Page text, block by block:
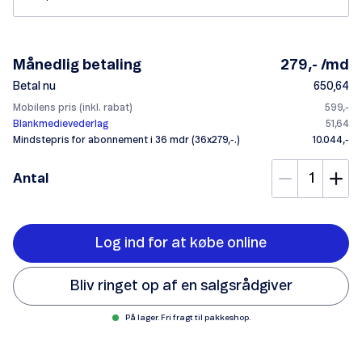
Månedlig betaling 279,- /md
Betal nu 650,64
Mobilens pris (inkl. rabat)
599,-
Blankmedievederlag
51,64
Mindstepris for abonnement i 36 mdr (36x279,-.)
10.044,-
Antal
Log ind for at købe online
Bliv ringet op af en salgsrådgiver
På lager. Fri fragt til pakkeshop.